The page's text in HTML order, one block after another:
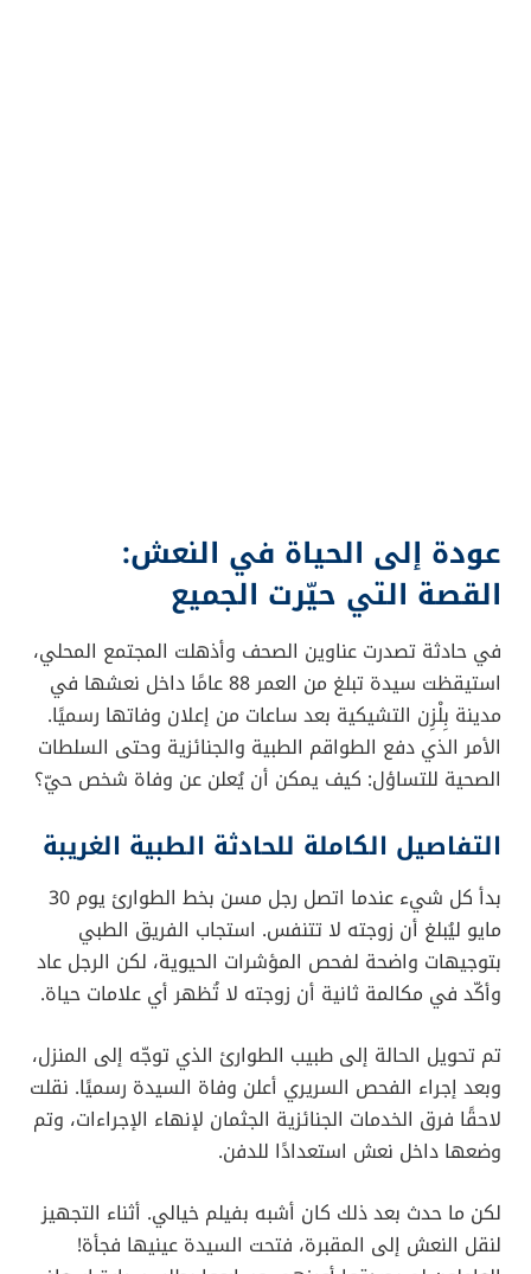
عودة إلى الحياة في النعش:
القصة التي حيّرت الجميع
في حادثة تصدرت عناوين الصحف وأذهلت المجتمع المحلي،
استيقظت سيدة تبلغ من العمر 88 عامًا داخل نعشها في
مدينة بِلْزِن التشيكية بعد ساعات من إعلان وفاتها رسميًا.
الأمر الذي دفع الطواقم الطبية والجنائزية وحتى السلطات
الصحية للتساؤل: كيف يمكن أن يُعلن عن وفاة شخص حيّ؟
التفاصيل الكاملة للحادثة الطبية الغريبة
بدأ كل شيء عندما اتصل رجل مسن بخط الطوارئ يوم 30
مايو ليُبلغ أن زوجته لا تتنفس. استجاب الفريق الطبي
بتوجيهات واضحة لفحص المؤشرات الحيوية، لكن الرجل عاد
وأكّد في مكالمة ثانية أن زوجته لا تُظهر أي علامات حياة.
تم تحويل الحالة إلى طبيب الطوارئ الذي توجّه إلى المنزل،
وبعد إجراء الفحص السريري أعلن وفاة السيدة رسميًا. نقلت
لاحقًا فرق الخدمات الجنائزية الجثمان لإنهاء الإجراءات، وتم
وضعها داخل نعش استعدادًا للدفن.
لكن ما حدث بعد ذلك كان أشبه بفيلم خيالي. أثناء التجهيز
لنقل النعش إلى المقبرة، فتحت السيدة عينيها فجأة!